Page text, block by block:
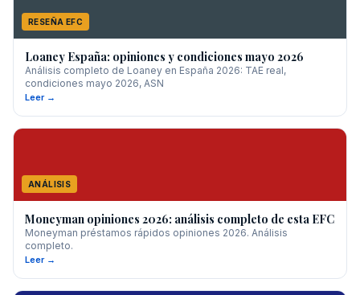
RESEÑA EFC
Loaney España: opiniones y condiciones mayo 2026
Análisis completo de Loaney en España 2026: TAE real,
condiciones mayo 2026, ASN
Leer →
ANÁLISIS
Moneyman opiniones 2026: análisis completo de esta EFC
Moneyman préstamos rápidos opiniones 2026. Análisis
completo.
Leer →